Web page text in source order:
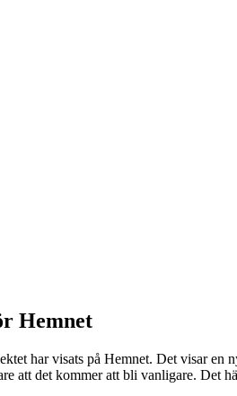
Hemnet
har visats på Hemnet. Det visar
att det kommer att bli vanligare. Det